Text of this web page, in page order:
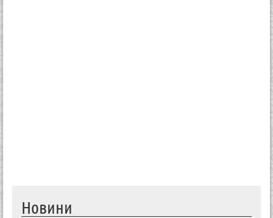
Новини